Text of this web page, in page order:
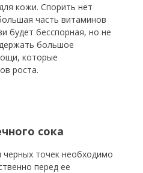
кожи. Спорить нет
часть витаминов
будет бесспорная, но не
большое
которые
роста.
сока
черных точек необходимо
перед ее